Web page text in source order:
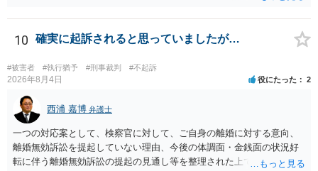
いいと思います。
10 確実に起訴されると思っていましたが…
#被害者 #執行猶予 #刑事裁判 #不起訴
2026年8月4日 役にたった 2
西浦 嘉博 弁護士
一つの対応案として、検察官に対して、ご自身の離婚に対する意向、
離婚無効訴訟を提起していない理由、今後の体調面・金銭面の状況好
転に伴う離婚無効訴訟の提起の見通し等を整理された上で、書面とし